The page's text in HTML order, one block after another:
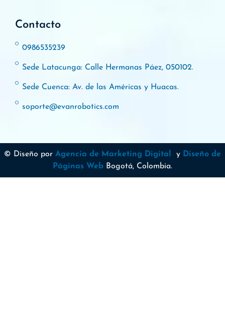
Contacto
0986535239
Sede Latacunga: Calle Hermanas Páez, 050102.
Sede Cuenca: Av. de las Américas y Huacas.
soporte@evanrobotics.com
© Diseño por Agencia de Marketing Digital y Diseño de
Páginas Web Bogotá, Colombia.